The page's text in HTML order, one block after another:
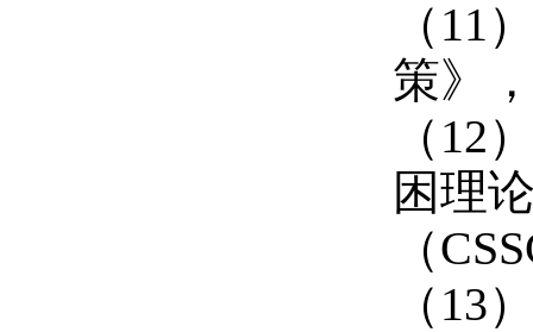
（11
策》
（12
困理
（
（13